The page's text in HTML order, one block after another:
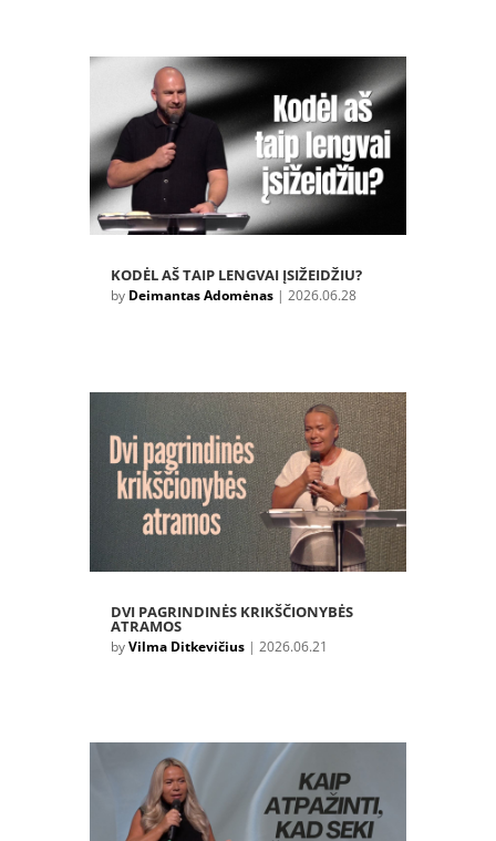
KODĖL AŠ TAIP LENGVAI ĮSIŽEIDŽIU?
by Deimantas Adomėnas| 2026.06.28
DVI PAGRINDINĖS KRIKŠČIONYBĖS
ATRAMOS
byVilma Ditkevičius| 2026.06.21